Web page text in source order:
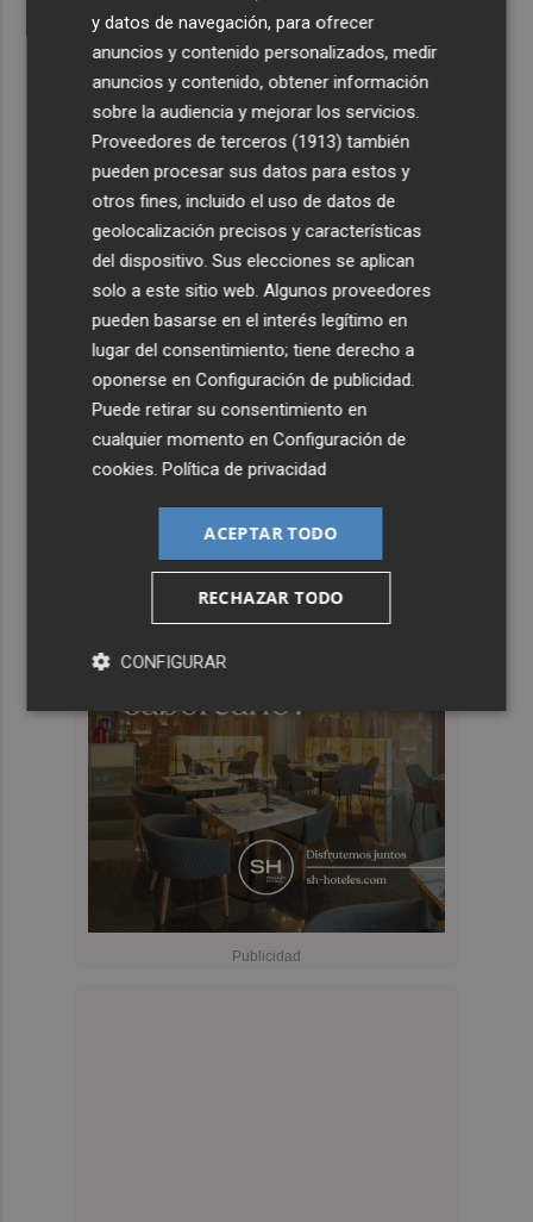
y datos de navegación, para ofrecer
anuncios y contenido personalizados, medir
anuncios y contenido, obtener información
sobre la audiencia y mejorar los servicios.
Proveedores de terceros (1913) también
pueden procesar sus datos para estos y
otros fines, incluido el uso de datos de
geolocalización precisos y características
del dispositivo. Sus elecciones se aplican
solo a este sitio web. Algunos proveedores
pueden basarse en el interés legítimo en
lugar del consentimiento; tiene derecho a
oponerse enConfiguración de publicidad
Puede retirar su consentimiento en
cualquier momento enConfiguración de
cookies .Política de privacidad
ACEPTAR TODO
RECHAZAR TODO
CONFIGURAR